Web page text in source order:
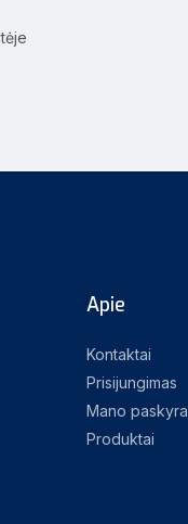
Apie
Kontaktai
Prisijungimas
Mano paskyra
Produktai